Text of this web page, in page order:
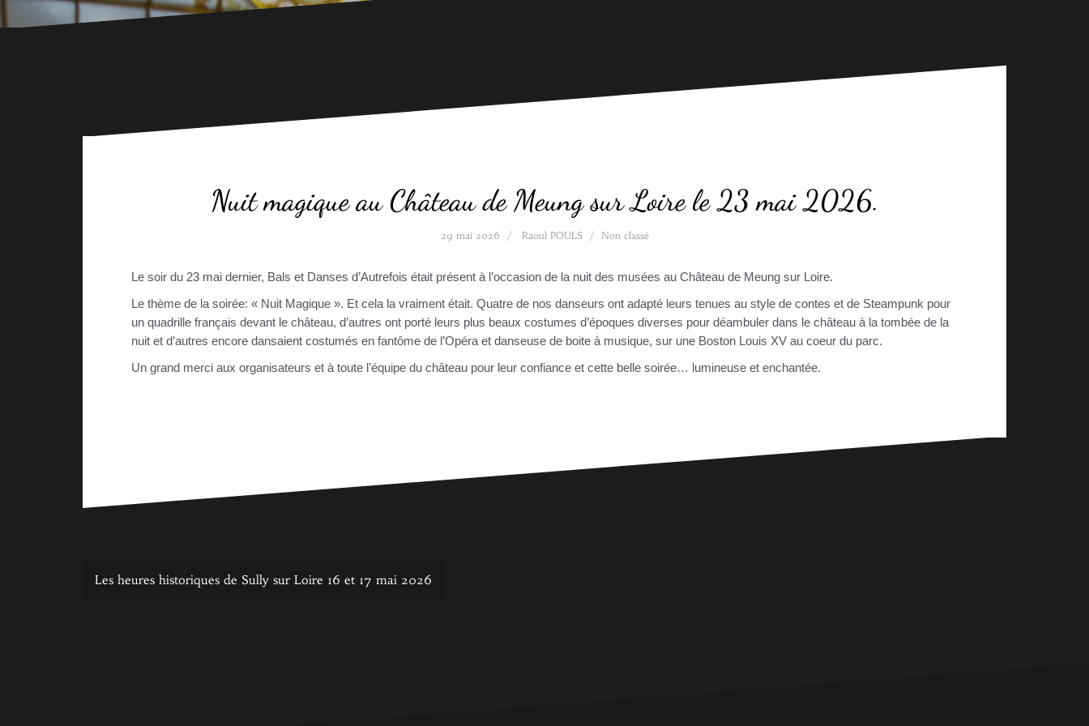
Nuit magique au Château de Meung sur Loire le 23 mai 2026.
29 mai 2026 Raoul POULS Non classé
Le soir du 23 mai dernier, Bals et Danses d’Autrefois était présent à l’occasion de la nuit des musées au Château de Meung sur Loire.
Le thème de la soirée: « Nuit Magique ». Et cela la vraiment était. Quatre de nos danseurs ont adapté leurs tenues au style de contes et de Steampunk pour
un quadrille français devant le château, d’autres ont porté leurs plus beaux costumes d’époques diverses pour déambuler dans le château à la tombée de la
nuit et d’autres encore dansaient costumés en fantôme de l’Opéra et danseuse de boite à musique, sur une Boston Louis XV au coeur du parc.
Un grand merci aux organisateurs et à toute l’équipe du château pour leur confiance et cette belle soirée… lumineuse et enchantée.
Navigation
Les heures historiques de Sully sur Loire 16 et 17 mai 2026